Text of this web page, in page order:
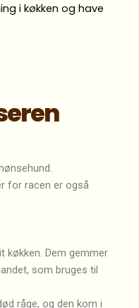
i køkken og have
for racen er også
køkken. Dem gemmer
som bruges til
råge, og den kom i